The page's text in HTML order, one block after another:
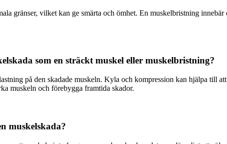
gränser, vilket kan ge smärta och ömhet. En muskelbristning
som en sträckt muskel eller muskelbristning?
på den skadade muskeln. Kyla och kompression kan hjälpa till
muskeln och förebygga framtida skador.
muskelskada?